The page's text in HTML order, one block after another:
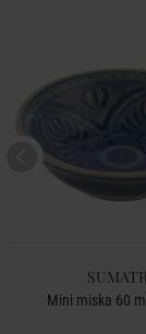
Mini miska 60